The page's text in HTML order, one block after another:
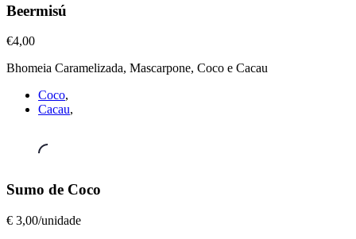
Beermisú
€4,00
Bhomeia Caramelizada, Mascarpone, Coco e Cacau
Coco,
Cacau,
Sumos
Naturais
Sumo
Sumo de Coco
€ 3,00/unidade